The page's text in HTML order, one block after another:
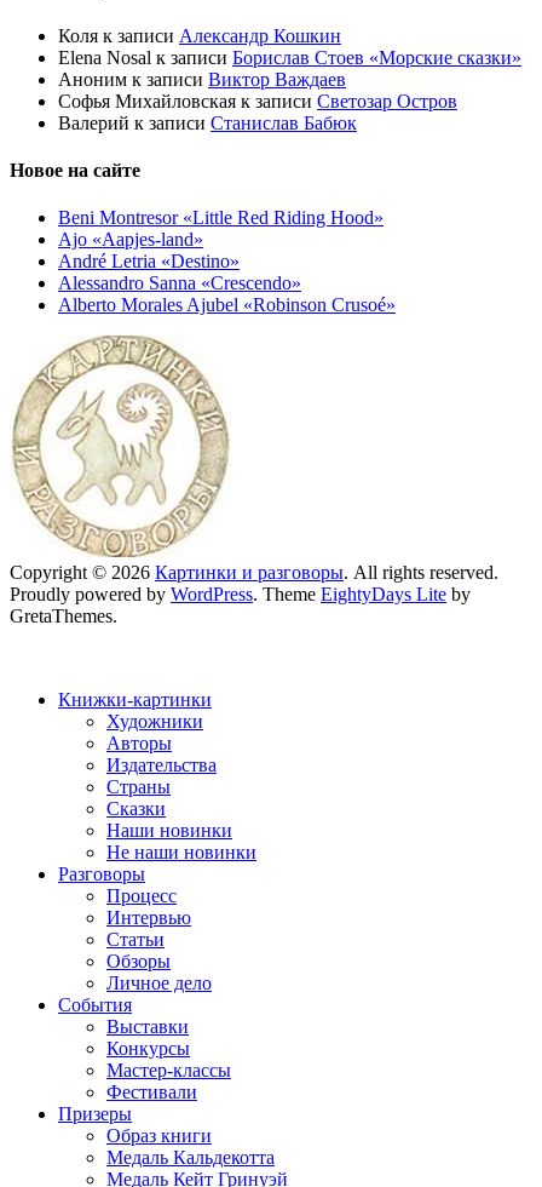
Коля к записи Александр Кошкин
Elena Nosal к записи Борислав Стоев «Морские сказки»
Аноним к записи Виктор Важдаев
Софья Михайловская к записи Светозар Остров
Валерий к записи Станислав Бабюк
Новое на сайте
Beni Montresor «Little Red Riding Hood»
Ajo «Aapjes-land»
André Letria «Destino»
Alessandro Sanna «Crescendo»
Alberto Morales Ajubel «Robinson Crusoé»
Copyright © 2026 Картинки и разговоры. All rights reserved.
Proudly powered by WordPress. Theme EightyDays Lite by
GretaThemes.
Книжки-картинки
Художники
Авторы
Издательства
Страны
Сказки
Наши новинки
Не наши новинки
Разговоры
Процесс
Интервью
Статьи
Обзоры
Личное дело
События
Выставки
Конкурсы
Мастер-классы
Фестивали
Призеры
Образ книги
Медаль Кальдекотта
Медаль Кейт Гринуэй